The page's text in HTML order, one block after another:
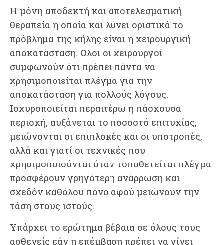
Η μόνη αποδεκτή και αποτελεσματική
θεραπεία η οποία και λύνει οριστικά το
πρόβλημα της κήλης είναι η χειρουργική
αποκατάσταση. Ολοι οι χειρουργοί
συμφωνούν ότι πρέπει πάντα να
χρησιμοποιείται πλέγμα για την
αποκατάσταση για πολλούς λόγους.
Ισχυροποιείται περαιτέρω η πάσχουσα
περιοχή, αυξάνεται το ποσοστό επιτυχίας,
μειώνονται οι επιπλοκές και οι υποτροπές,
αλλά και γιατί οι τεχνικές που
χρησιμοποιούνται όταν τοποθετείται πλέγμα
προσφέρουν γρηγότερη ανάρρωση και
σχεδόν καθόλου πόνο αφού μειώνουν την
τάση στους ιστούς.
Υπάρχει το ερώτημα βέβαια σε όλους τους
ασθενείς εάν η επέμβαση πρέπει να γίνει